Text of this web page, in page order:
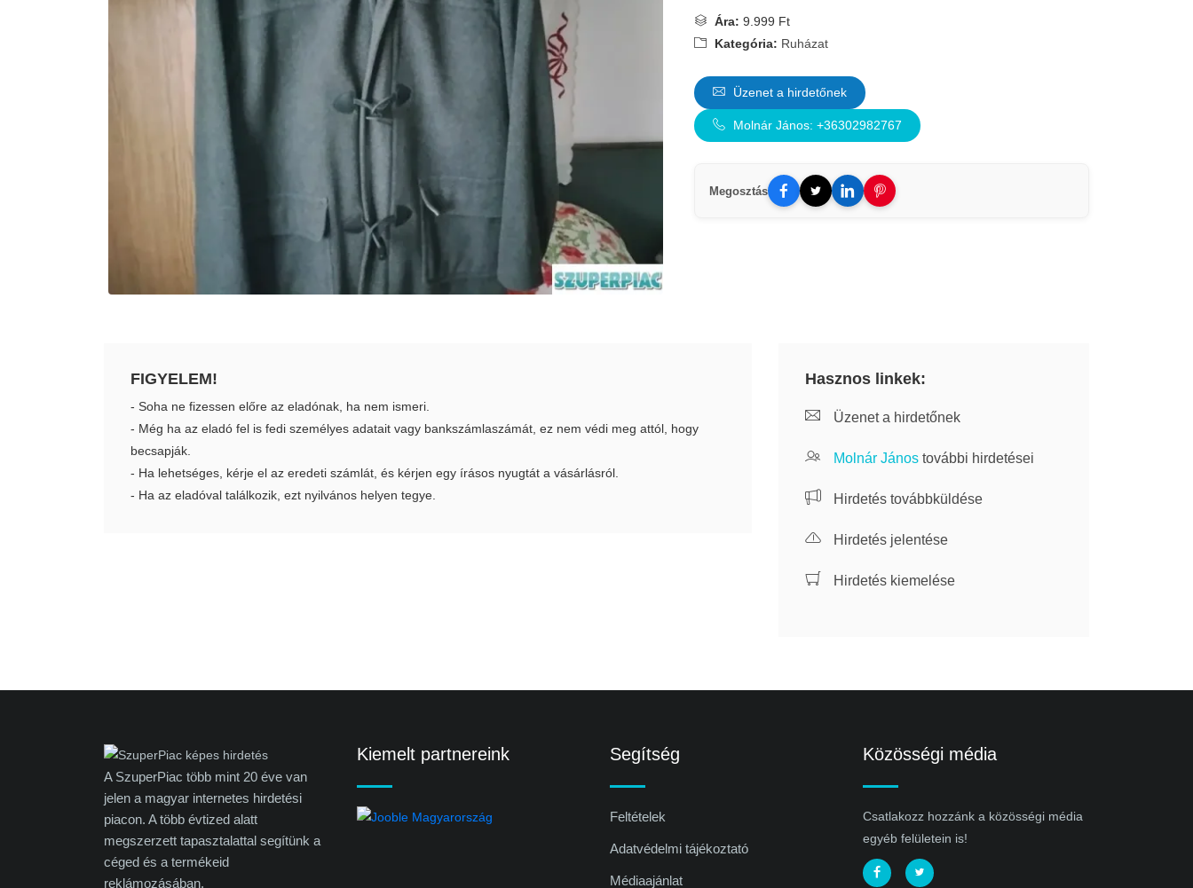
Ára: 9.999 Ft
Kategória: Ruházat
Üzenet a hirdetőnek
Molnár János: +36302982767
Megosztás
FIGYELEM!
- Soha ne fizessen előre az eladónak, ha nem ismeri.
- Még ha az eladó fel is fedi személyes adatait vagy bankszámlaszámát, ez nem védi meg attól, hogy
becsapják.
- Ha lehetséges, kérje el az eredeti számlát, és kérjen egy írásos nyugtát a vásárlásról.
- Ha az eladóval találkozik, ezt nyilvános helyen tegye.
Hasznos linkek:
Üzenet a hirdetőnek
Molnár János további hirdetései
Hirdetés továbbküldése
Hirdetés jelentése
Hirdetés kiemelése
A SzuperPiac több mint 20 éve van
jelen a magyar internetes hirdetési
piacon. A több évtized alatt
megszerzett tapasztalattal segítünk a
céged és a termékeid
reklámozásában.
Kiemelt partnereink Segítség
Feltételek
Adatvédelmi tájékoztató
Médiaajánlat
Közösségi média
Csatlakozz hozzánk a közösségi média
egyéb felületein is!